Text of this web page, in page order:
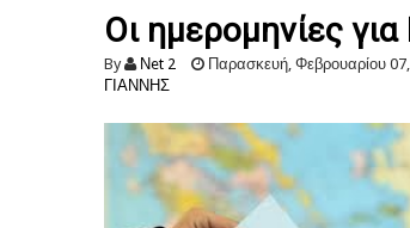
Οι ημερομηνίες
By Νet 2 Παρασκευή, Φεβρουαρίου
ΓΙΑΝΝΗΣ